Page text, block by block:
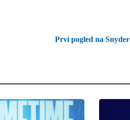
Prvi pogled na